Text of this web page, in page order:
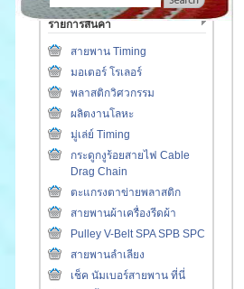
รายการสินค้า
สายพาน Timing
มอเตอร์ โรเลอร์
พลาสติกวิศวกรรม
ผลิตงานโลหะ
มู่เล่ย์ Timing
กระดูกงูร้อยสายไฟ Cable
Drag Chain
ตะแกรงตาข่ายพลาสติก
สายพานผ้าเครื่องรีดผ้า
Pulley V-Belt SPA SPB SPC
สายพานลำเลียง
เช็ค นัมเบอร์สายพาน ที่นี่